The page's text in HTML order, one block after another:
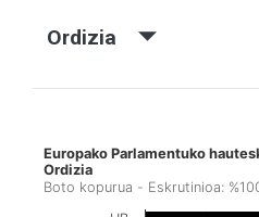
Ordizia
Europako Parlamentuko
Ordizia
Boto kopurua - Eskrutinioa: